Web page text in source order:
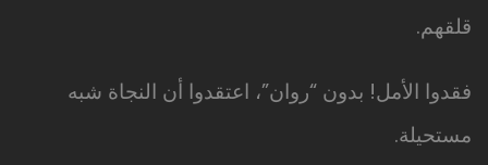
قلقهم.
فقدوا الأمل! بدون “روان”، اعتقدوا أن النجاة شبه
مستحيلة.